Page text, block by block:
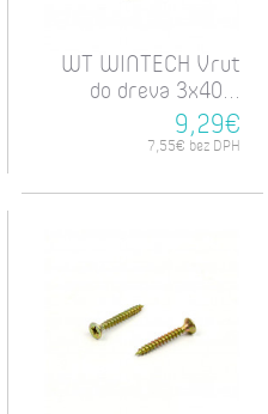
WT WINTECH Vrut
do dreva 3x40...
9,29€
7,55€ bez DPH